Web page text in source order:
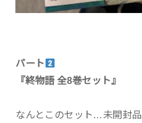
パート
『終物語 全8巻セット』
なんとこのセット…未開封品